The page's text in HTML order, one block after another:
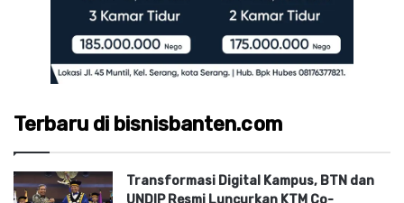
Terbaru di bisnisbanten.com
Transformasi Digital Kampus, BTN dan
UNDIP Resmi Luncurkan KTM Co-